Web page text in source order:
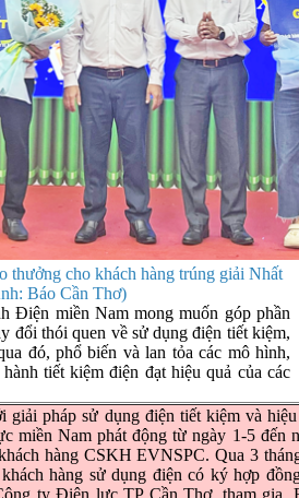
thưởng cho khách hàng trúng giải Nhất
Báo Cần Thơ)
Điện miền Nam mong muốn góp phần
đổi thói quen về sử dụng điện tiết kiệm,
đó, phổ biến và lan tỏa các mô hình,
tiết kiệm điện đạt hiệu quả của các
pháp sử dụng điện tiết kiệm và hiệu
miền Nam phát động từ ngày 1-5 đến
hàng CSKH EVNSPC. Qua 3
hàng sử dụng điện có ký hợp
ty Điện lực TP Cần Thơ, tham gia.